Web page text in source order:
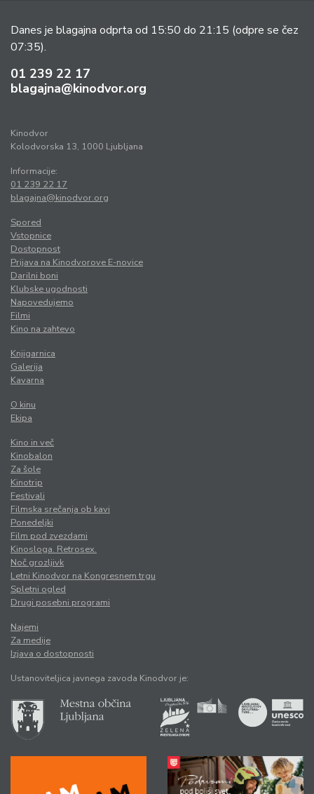
Danes je blagajna odprta od 15:50 do 21:15 (odpre se čez
07:35).
01 239 22 17
blagajna@kinodvor.org
Kinodvor
Kolodvorska 13, 1000 Ljubljana
Informacije:
01 239 22 17
blagajna@kinodvor.org
Spored
Vstopnice
Dostopnost
Prijava na Kinodvorove E-novice
Darilni boni
Klubske ugodnosti
Napovedujemo
Filmi
Kino na zahtevo
Knjigarnica
Galerija
Kavarna
O kinu
Ekipa
Kino in več
Kinobalon
Za šole
Kinotrip
Festivali
Filmska srečanja ob kavi
Ponedeljki
Film pod zvezdami
Kinosloga. Retrosex.
Noč grozljivk
Letni Kinodvor na Kongresnem trgu
Spletni ogled
Drugi posebni programi
Najemi
Za medije
Izjava o dostopnosti
Ustanoviteljica javnega zavoda Kinodvor je: